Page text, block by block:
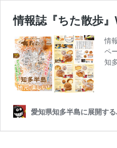
情報誌『ちた散歩
情
ペ
知
愛知県知多半島に展開す